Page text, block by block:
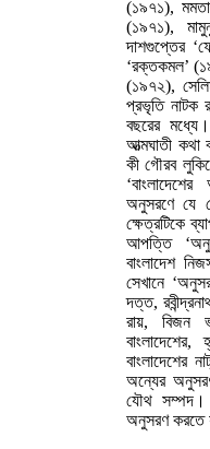
(১৯৭১),
(১৯৭১),
দাশগুপ্তের
‘রক্তকমল’
(১৯৭২),
প্রভৃতি নাটক
বছরের
আত্মঘাতী কথা
কী গৌরব
অনুসরণে যে
ক্ষেত্রটিকে
আপত্তি
বাংলাদেশ
সেখানে
দত্ত,
রায়, বিজন
বাংলাদেশের
অন্যের
যৌথ সম্পদ।
অনুসরণ করতে